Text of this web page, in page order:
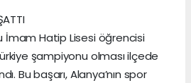
Hatip Lisesi öğrencisi
şampiyonu olması ilçede
Bu başarı, Alanya’nın spor